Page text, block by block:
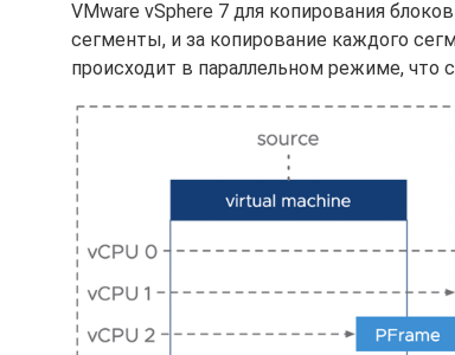
VMware vSphere 7 для копирования
сегменты, и за копирование каждого
происходит в параллельном режиме, что